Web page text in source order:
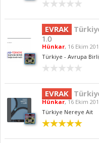
EVRAK
1.0
Hünkar, 16 Ekim
Türkiye - Avrupa
EVRAK
Hünkar,16 Ekim
Türkiye Nereye Ait